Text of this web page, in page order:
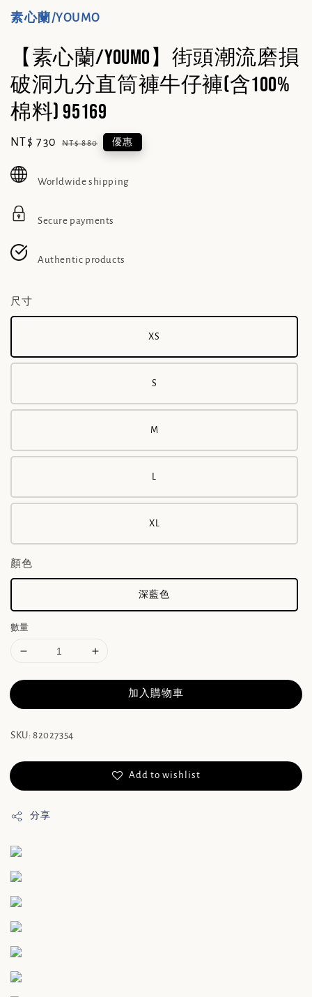
素心蘭/YOUMO
【素心蘭/YOUMO】街頭潮流磨損
破洞九分直筒褲牛仔褲(含100%
棉料) 95169
Sale
NT$ 730 Regular
NT$ 880 優惠
Worldwide shipping
Secure payments
Authentic products
尺寸
XS
S
M
L
XL
顏色
深藍色
數量
加入購物車
SKU: 82027354
Add to wishlist
分享